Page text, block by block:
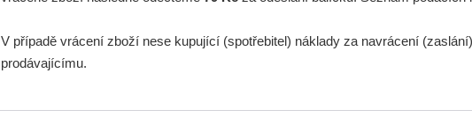
V případě vrácení zboží nese kupující (spotřebitel) náklady za navrácení
prodávajícímu.